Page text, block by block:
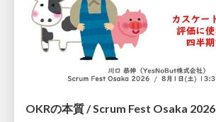
OKRの本質 / Scrum Fest Osaka 2026